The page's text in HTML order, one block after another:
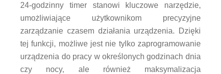
24-godzinny timer stanowi kluczowe narzędzie,
umożliwiające użytkownikom precyzyjne
zarządzanie czasem działania urządzenia. Dzięki
tej funkcji, możliwe jest nie tylko zaprogramowanie
urządzenia do pracy w określonych godzinach dnia
czy nocy, ale również maksymalizacja